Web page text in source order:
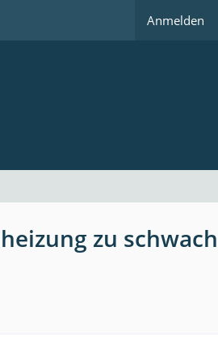
Anmelden
zu schwach